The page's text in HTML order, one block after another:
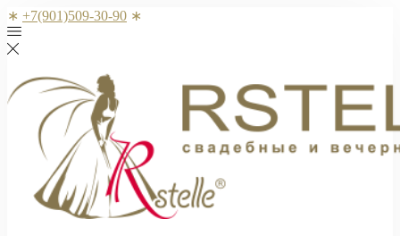
∗ +7(901)509-30-90 ∗